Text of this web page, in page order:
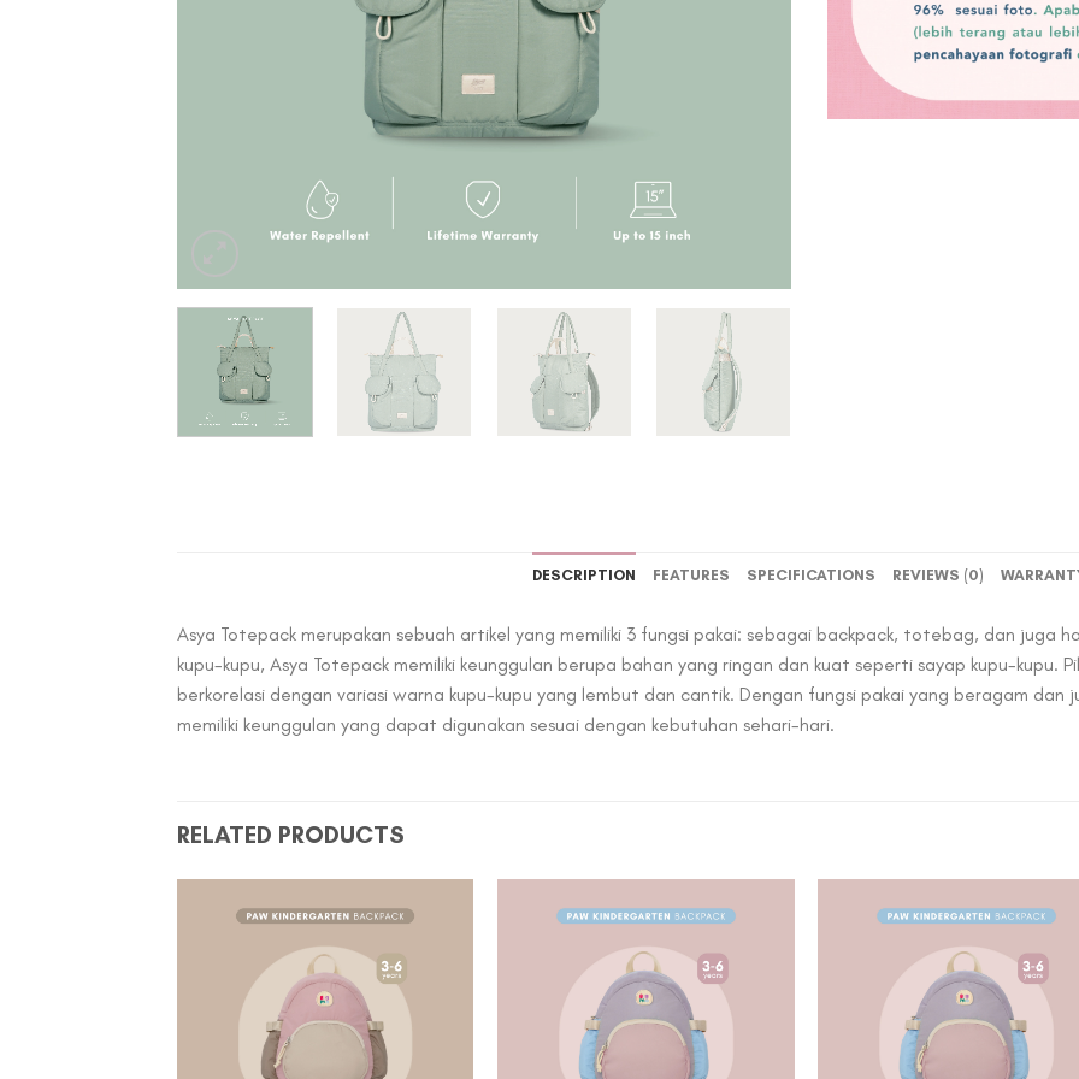
DESCRIPTION FEATURES SPECIFICATIONS REVIEWS (0)
Asya Totepack merupakan sebuah artikel yang memiliki 3 fungsi pakai: sebagai backpack, totebag, dan juga
kupu-kupu, Asya Totepack memiliki keunggulan berupa bahan yang ringan dan kuat seperti sayap kupu-kupu.
berkorelasi dengan variasi warna kupu-kupu yang lembut dan cantik. Dengan fungsi pakai yang beragam dan
memiliki keunggulan yang dapat digunakan sesuai dengan kebutuhan sehari-hari.
RELATED PRODUCTS